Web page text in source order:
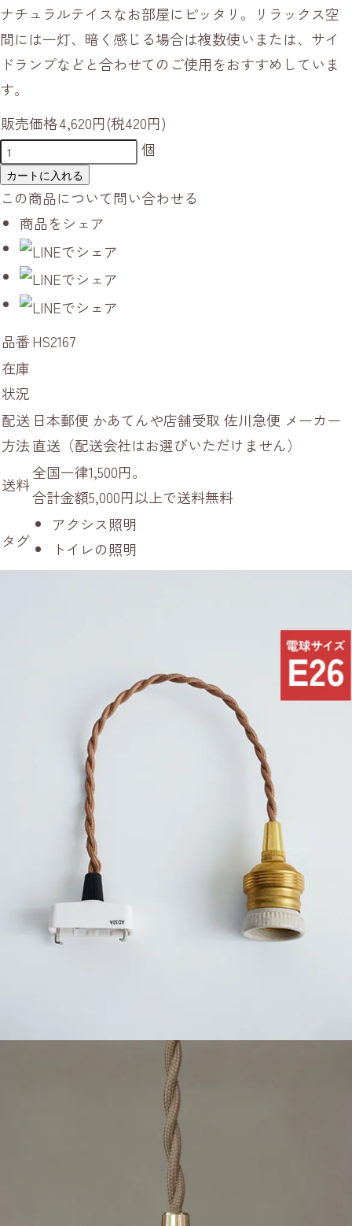
ナチュラルテイスなお部屋にピッタリ。リラックス空
間には一灯、暗く感じる場合は複数使いまたは、サイ
ドランプなどと合わせてのご使用をおすすめしていま
す。
販売価格4,620円(税420円)
個
カートに入れる
この商品について問い合わせる
商品をシェア
品番HS2167
在庫
状況
配送
方法
日本郵便 かあてんや店舗受取 佐川急便 メーカー
直送（配送会社はお選びいただけません）
送料
全国一律1,500円。
合計金額5,000円以上で送料無料
タグ
アクシス照明
トイレの照明